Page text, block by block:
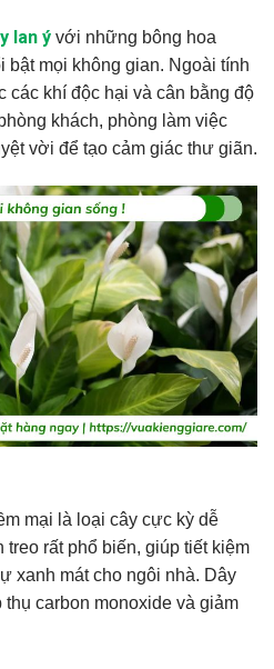
lan ý với những bông hoa
bật mọi không gian. Ngoài tính
các khí độc hại và cân bằng độ
khách, phòng làm việc
vời để tạo cảm giác thư giãn.
mại là loại cây cực kỳ dễ
rất phổ biến, giúp tiết kiệm
xanh mát cho ngôi nhà. Dây
carbon monoxide và giảm